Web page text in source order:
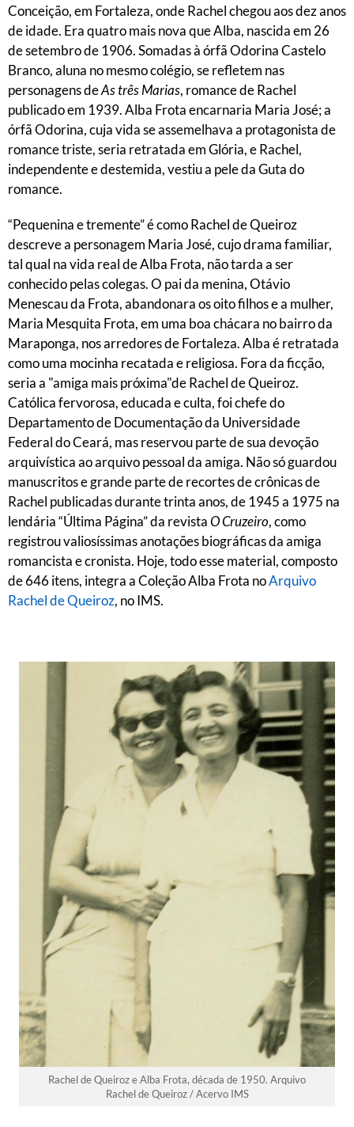
Conceição, em Fortaleza, onde Rachel chegou aos dez anos
de idade. Era quatro mais nova que Alba, nascida em 26
de setembro de 1906. Somadas à órfã Odorina Castelo
Branco, aluna no mesmo colégio, se refletem nas
personagens deAs três Marias, romance de Rachel
publicado em 1939. Alba Frota encarnaria Maria José; a
órfã Odorina, cuja vida se assemelhava a protagonista de
romance triste, seria retratada em Glória, e Rachel,
independente e destemida, vestiu a pele da Guta do
romance.
“Pequenina e tremente” é como Rachel de Queiroz
descreve a personagem Maria José, cujo drama familiar,
tal qual na vida real de Alba Frota, não tarda a ser
conhecido pelas colegas. O pai da menina, Otávio
Menescau da Frota, abandonara os oito filhos e a mulher,
Maria Mesquita Frota, em uma boa chácara no bairro da
Maraponga, nos arredores de Fortaleza. Alba é retratada
como uma mocinha recatada e religiosa. Fora da ficção,
seria a "amiga mais próxima"de Rachel de Queiroz.
Católica fervorosa, educada e culta, foi chefe do
Departamento de Documentação da Universidade
Federal do Ceará, mas reservou parte de sua devoção
arquivística ao arquivo pessoal da amiga. Não só guardou
manuscritos e grande parte de recortes de crônicas de
Rachel publicadas durante trinta anos, de 1945 a 1975 na
lendária “Última Página” da revistaO Cruzeiro, como
registrou valiosíssimas anotações biográficas da amiga
romancista e cronista. Hoje, todo esse material, composto
de 646 itens, integra a Coleção Alba Frota noArquivo
Rachel de Queiroz, no IMS.
Rachel de Queiroz e Alba Frota, década de 1950. Arquivo
Rachel de Queiroz / Acervo IMS